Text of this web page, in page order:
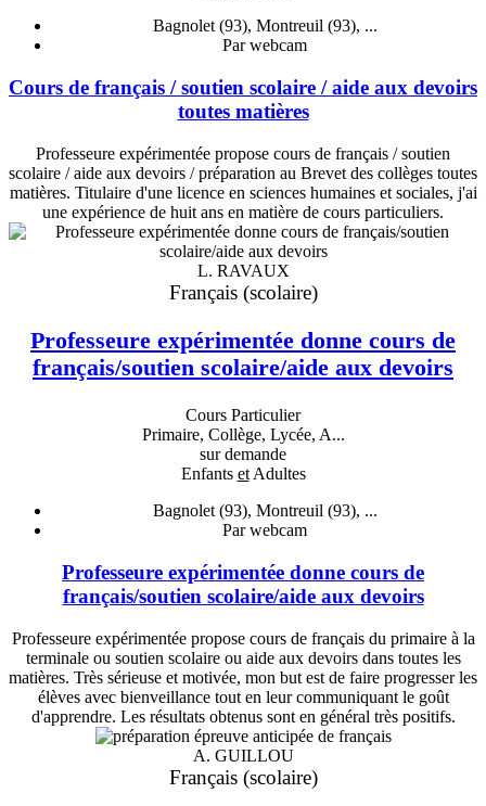
Bagnolet (93), Montreuil (93), ...
Par webcam
Cours de français / soutien scolaire / aide aux devoirs
toutes matières
Professeure expérimentée propose cours de français / soutien
scolaire / aide aux devoirs / préparation au Brevet des collèges toutes
matières. Titulaire d'une licence en sciences humaines et sociales, j'ai
une expérience de huit ans en matière de cours particuliers.
L. RAVAUX
Français (scolaire)
Professeure expérimentée donne cours de
français/soutien scolaire/aide aux devoirs
Cours Particulier
Primaire, Collège, Lycée, A...
sur demande
Enfants etAdultes
Bagnolet (93), Montreuil (93), ...
Par webcam
Professeure expérimentée donne cours de
français/soutien scolaire/aide aux devoirs
Professeure expérimentée propose cours de français du primaire à la
terminale ou soutien scolaire ou aide aux devoirs dans toutes les
matières. Très sérieuse et motivée, mon but est de faire progresser les
élèves avec bienveillance tout en leur communiquant le goût
d'apprendre. Les résultats obtenus sont en général très positifs.
A. GUILLOU
Français (scolaire)